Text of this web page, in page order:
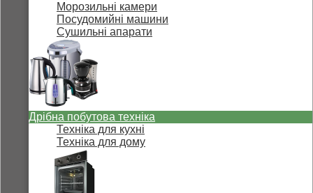
Морозильні камери
Посудомийні машини
Сушильні апарати
Дрібна побутова техніка
Техніка для кухні
Техніка для дому